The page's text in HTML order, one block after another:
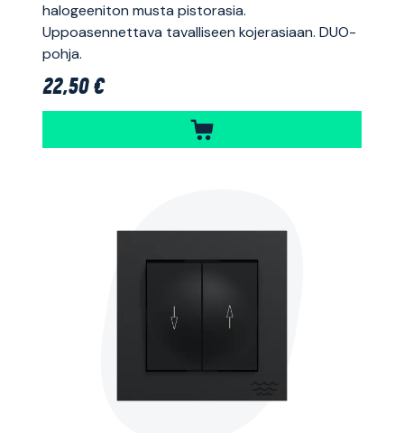
halogeeniton musta pistorasia.
Uppoasennettava tavalliseen kojerasiaan. DUO-
pohja.
22,50 €